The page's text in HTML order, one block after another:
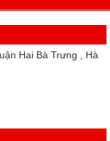
Hai Bà Trưng , Hà